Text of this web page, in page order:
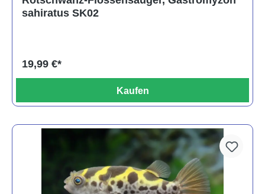
sahiratus SK02
19,99 €*
Kaufen